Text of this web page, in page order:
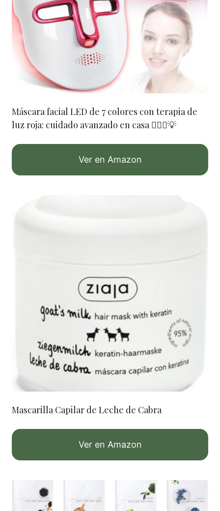
Máscara facial LED de 7 colores con terapia de
luz roja: cuidado avanzado en casa 🧖‍♀️✨💡
Ver en Amazon
Mascarilla Capilar de Leche de Cabra
Ver en Amazon